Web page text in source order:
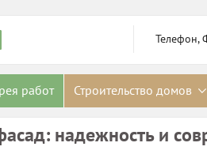
Телефон,
работ Строительство домов
надежность и